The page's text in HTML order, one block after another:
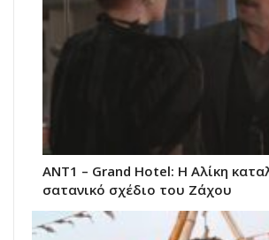
ΑΝΤ1 – Grand Hotel: Η Αλίκη
σατανικό σχέδιο του Ζάχου